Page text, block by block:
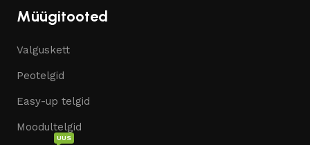
Müügitooted
Valguskett
Peotelgid
Easy-up telgid
Moodultelgid
UUS